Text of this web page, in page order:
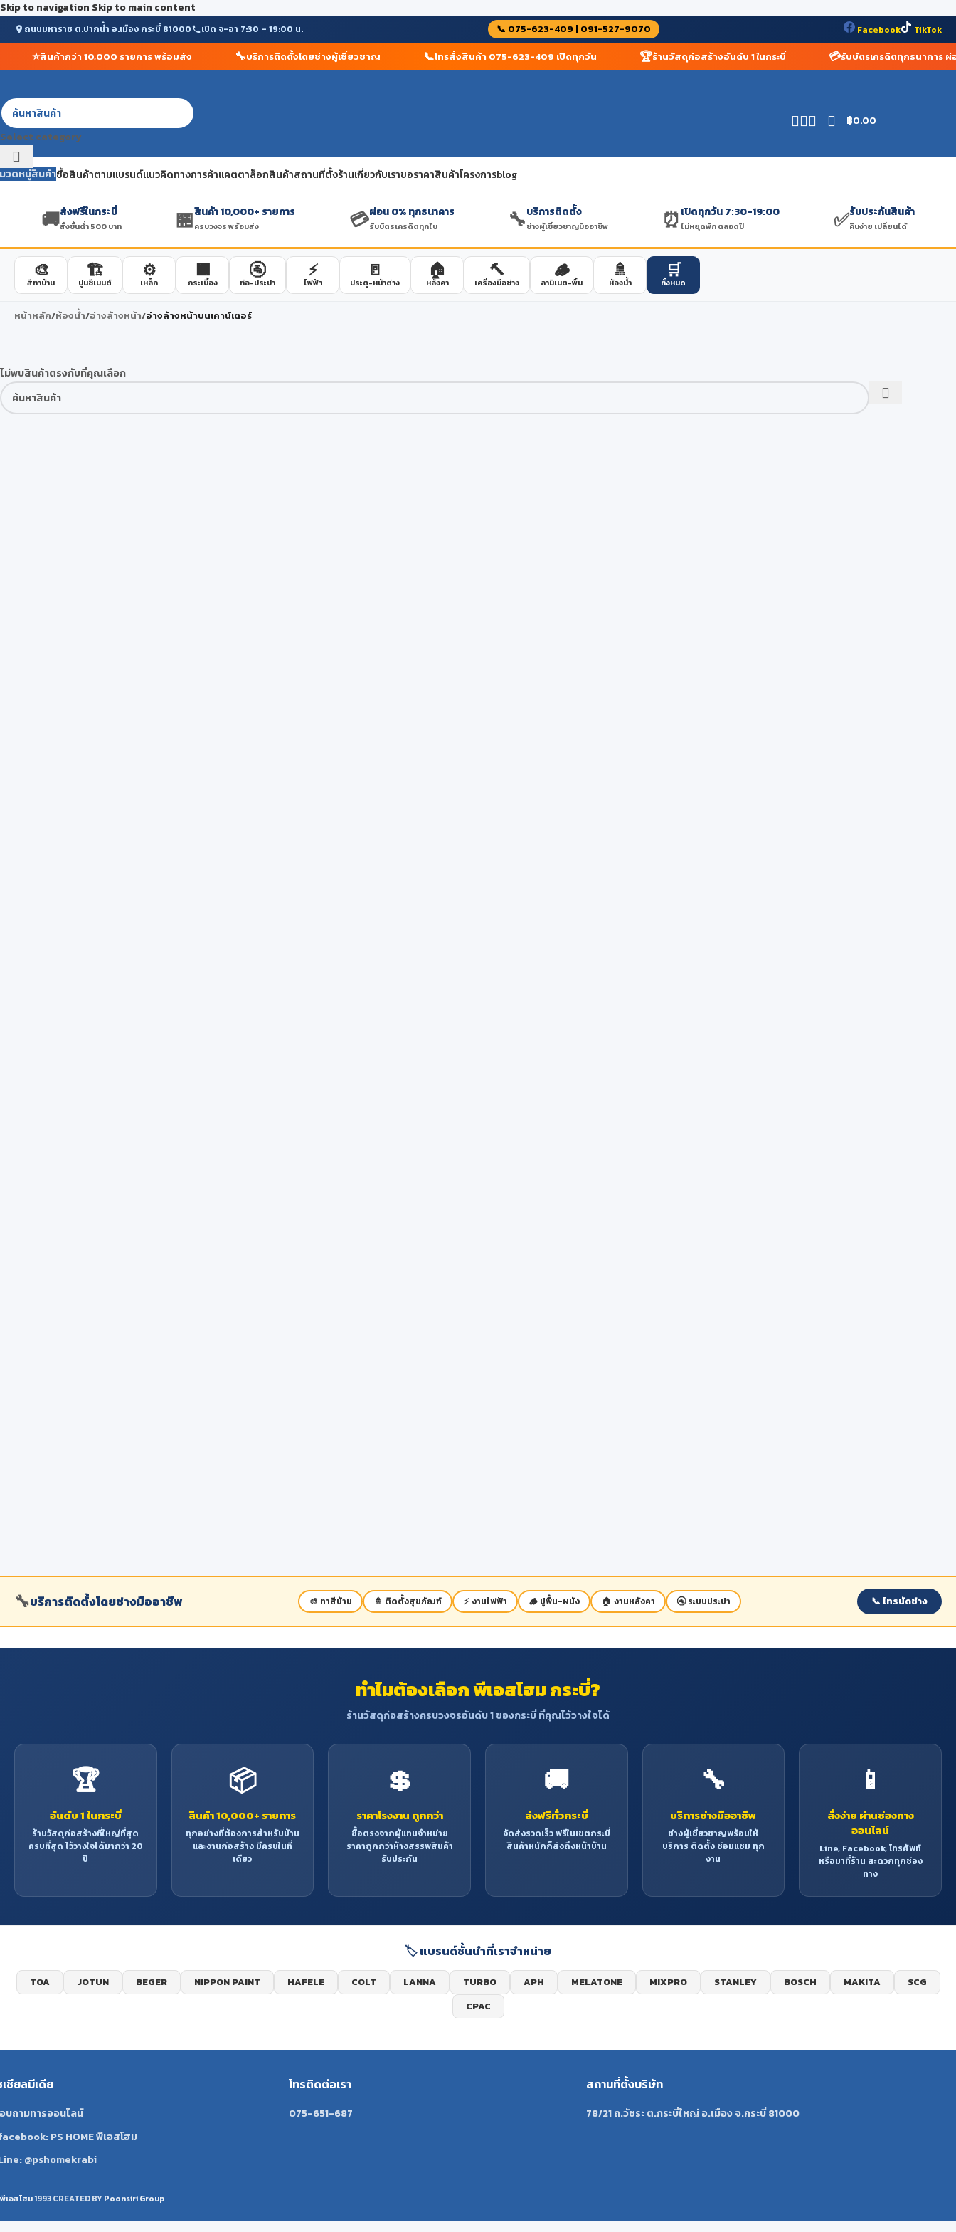
Skip to navigation Skip to main content
ถนนมหาราช ต.ปากน้ำ อ.เมือง กระบี่ 81000 เปิด จ-อา 7:30 – 19:00 น. 📞 075-623-409 | 091-527-9070 Facebook TikTok
สินค้ากว่า 10,000 รายการ พร้อมส่ง บริการติดตั้งโดยช่างผู้เชี่ยวชาญ โทรสั่งสินค้า 075-623-409 เปิดทุกวัน 🏆ร้านวัสดุก่อสร้างอันดับ 1 ในกระบี่ รับบัตรเครดิตทุกธนาคาร ผ่อน
Select category
฿0.00
วดหมู่สินค้าซื้อสินค้าตามแบรนด์แนวคิดทางการค้าแคตตาล็อกสินค้าสถานที่ตั้งร้านเกี่ยวกับเราขอราคาสินค้าโครงการblog
🚚ส่งฟรีในกระบี่
สั่งขั้นต่ำ 500 บาท 🏪สินค้า 10,000+ รายการ
ครบวงจร พร้อมส่ง 💳ผ่อน 0% ทุกธนาคาร
รับบัตรเครดิตทุกใบ 🔧บริการติดตั้ง
ช่างผู้เชี่ยวชาญมืออาชีพ ⏰เปิดทุกวัน 7:30-19:00
ไม่หยุดพัก ตลอดปี ✅รับประกันสินค้า
คืนง่าย เปลี่ยนได้
🎨
สีทาบ้าน
🏗️
ปูนซีเมนต์
⚙️
เหล็ก
🟫
กระเบื้อง
🚰
ท่อ-ประปา
⚡
ไฟฟ้า
🚪
ประตู-หน้าต่าง
🏠
หลังคา
🔨
เครื่องมือช่าง
🪵
ลามิเนต-พื้น
🚿
ห้องน้ำ
🛒
ทั้งหมด
หน้าหลัก/ห้องน้ำ/อ่างล้างหน้า/อ่างล้างหน้าบนเคาน์เตอร์
ไม่พบสินค้าตรงกับที่คุณเลือก
🔧บริการติดตั้งโดยช่างมืออาชีพ 🎨 ทาสีบ้าน 🚿 ติดตั้งสุขภัณฑ์ ⚡ งานไฟฟ้า 🪵 ปูพื้น-ผนัง 🏠 งานหลังคา 🚰 ระบบประปา 📞 โทรนัดช่าง
ทำไมต้องเลือก พีเอสโฮม กระบี่?
ร้านวัสดุก่อสร้างครบวงจรอันดับ 1 ของกระบี่ ที่คุณไว้วางใจได้
🏆
อันดับ 1 ในกระบี่
ร้านวัสดุก่อสร้างที่ใหญ่ที่สุด
ครบที่สุด ไว้วางใจได้มากว่า 20
ปี
📦
สินค้า 10,000+ รายการ
ทุกอย่างที่ต้องการสำหรับบ้าน
และงานก่อสร้าง มีครบในที่
เดียว
💲
ราคาโรงงาน ถูกกว่า
ซื้อตรงจากผู้แทนจำหน่าย
ราคาถูกกว่าห้างสรรพสินค้า
รับประกัน
🚚
ส่งฟรีทั่วกระบี่
จัดส่งรวดเร็ว ฟรีในเขตกระบี่
สินค้าหนักก็ส่งถึงหน้าบ้าน
🔧
บริการช่างมืออาชีพ
ช่างผู้เชี่ยวชาญพร้อมให้
บริการ ติดตั้ง ซ่อมแซม ทุก
งาน
📱
สั่งง่าย ผ่านช่องทาง
ออนไลน์
Line, Facebook, โทรศัพท์
หรือมาที่ร้าน สะดวกทุกช่อง
ทาง
🏷️ แบรนด์ชั้นนำที่เราจำหน่าย
TOA JOTUN BEGER NIPPON PAINT HAFELE COLT LANNA TURBO APH MELATONE MIXPRO STANLEY BOSCH MAKITA
SCG
CPAC
เชียลมีเดีย
บถามทารออนไลน์
PS HOME พีเอสโฮม
@pshomekrabi
โทรติดต่อเรา
075-651-687
สถานที่ตั้งบริษัท
78/21 ถ.วัชระ ต.กระบี่ใหญ่ อ.เมือง จ.กระบี่ 81000
พีเอสโฮม1993 CREATED BYPoonsiri Group